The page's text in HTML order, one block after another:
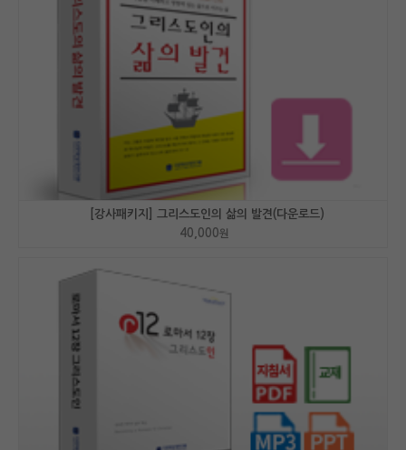
[강사패키지] 그리스도인의 삶의 발견(다운로드)
40,000원